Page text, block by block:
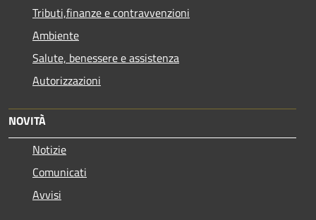
Tributi,finanze e contravvenzioni
Ambiente
Salute, benessere e assistenza
Autorizzazioni
NOVITÀ
Notizie
Comunicati
Avvisi